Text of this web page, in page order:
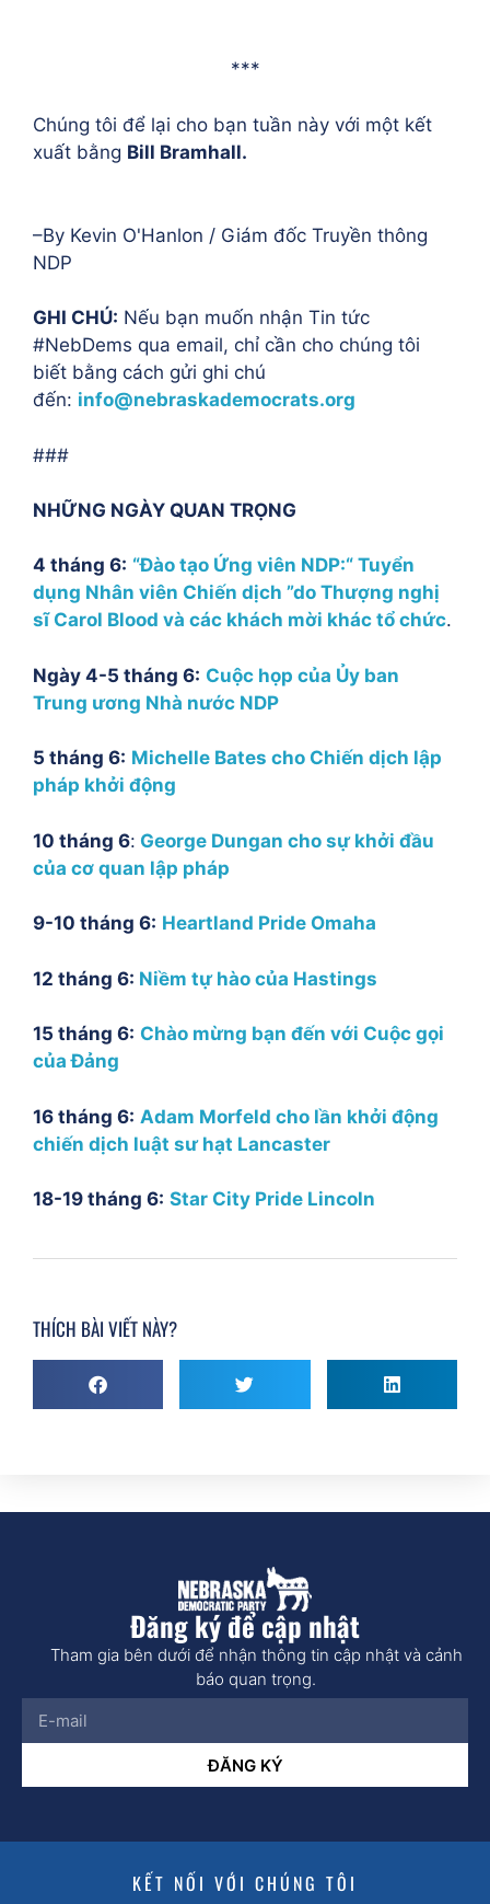
***
Chúng tôi để lại cho bạn tuần này với một kết
xuất bằng Bill Bramhall.
–By Kevin O'Hanlon / Giám đốc Truyền thông
NDP
GHI CHÚ: Nếu bạn muốn nhận Tin tức
#NebDems qua email, chỉ cần cho chúng tôi
biết bằng cách gửi ghi chú
đến: info@nebraskademocrats.org
###
NHỮNG NGÀY QUAN TRỌNG
4 tháng 6: “Đào tạo Ứng viên NDP:“ Tuyển
dụng Nhân viên Chiến dịch ”do Thượng nghị
sĩ Carol Blood và các khách mời khác tổ chức.
Ngày 4-5 tháng 6: Cuộc họp của Ủy ban
Trung ương Nhà nước NDP
5 tháng 6: Michelle Bates cho Chiến dịch lập
pháp khởi động
10 tháng 6: George Dungan cho sự khởi đầu
của cơ quan lập pháp
9-10 tháng 6: Heartland Pride Omaha
12 tháng 6: Niềm tự hào của Hastings
15 tháng 6: Chào mừng bạn đến với Cuộc gọi
của Đảng
16 tháng 6: Adam Morfeld cho lần khởi động
chiến dịch luật sư hạt Lancaster
18-19 tháng 6: Star City Pride Lincoln
THÍCH BÀI VIẾT NÀY?
Đăng ký để cập nhật
Tham gia bên dưới để nhận thông tin cập nhật và cảnh
báo quan trọng.
ĐĂNG KÝ
KẾT NỐI VỚI CHÚNG TÔI